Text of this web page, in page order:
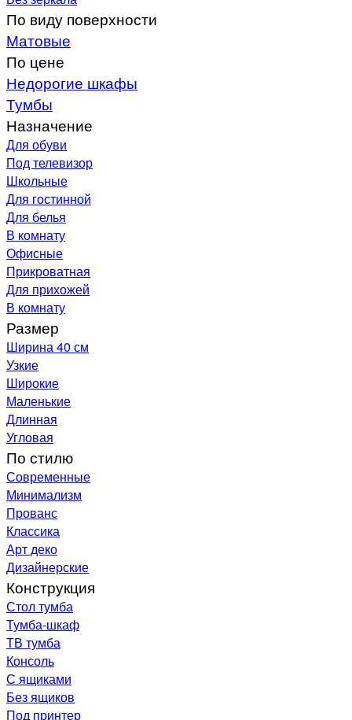
По виду поверхности
Матовые
По цене
Недорогие шкафы
Тумбы
Назначение
Для обуви
Под телевизор
Школьные
Для гостинной
Для белья
В комнату
Офисные
Прикроватная
Для прихожей
В комнату
Размер
Ширина 40 см
Узкие
Широкие
Маленькие
Длинная
Угловая
По стилю
Современные
Минимализм
Прованс
Классика
Арт деко
Дизайнерские
Конструкция
Стол тумба
Тумба-шкаф
ТВ тумба
Консоль
С ящиками
Без ящиков
Под принтер